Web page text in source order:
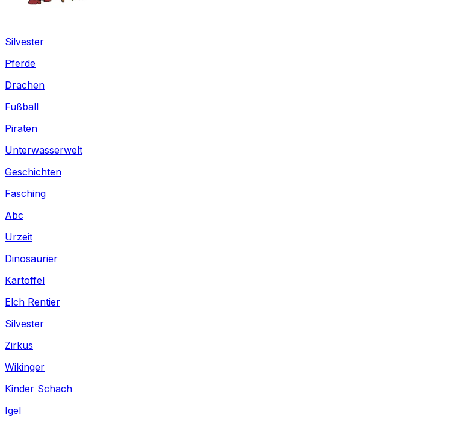
Silvester
Pferde
Drachen
Fußball
Piraten
Unterwasserwelt
Geschichten
Fasching
Abc
Urzeit
Dinosaurier
Kartoffel
Elch Rentier
Silvester
Zirkus
Wikinger
Kinder Schach
Igel